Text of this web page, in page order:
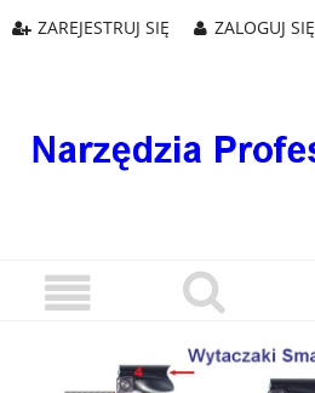
ZAREJESTRUJ SIĘ ZALOGUJ SIĘ